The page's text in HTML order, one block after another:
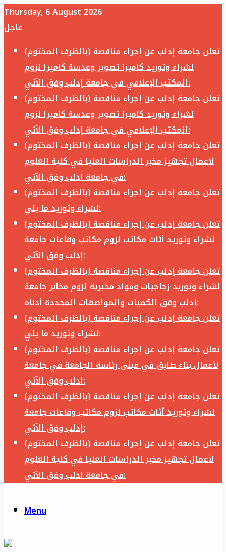
Thursday, 6 August 2026
عاجل
تعلن جامعة إدلب عن إجراء مناقصة (بالظرف المختوم)
لشراء وتوريد كاميرا تصوير وعدسة كاميرا لزوم
المكتب الإعلامي في جامعة إدلب وفق الآتي:
تعلن جامعة إدلب عن إجراء مناقصة (بالظرف المختوم)
لشراء وتوريد كاميرا تصوير وعدسة كاميرا لزوم
المكتب الإعلامي في جامعة إدلب وفق الآتي:
تعلن جامعة إدلب عن إجراء مناقصة (بالظرف المختوم)
لأعمال تجهيز مخبر الدراسات العليا في كلية العلوم
في جامعة ادلب وفق الآتي:
تعلن جامعة إدلب عن إجراء مناقصة (بالظرف المختوم)
لشراء وتوريد ما يلي:
تعلن جامعة إدلب عن إجراء مناقصة (بالظرف المختوم)
لشراء وتوريد أثاث مكاتب لزوم مكاتب وقاعات جامعة
إدلب وفق الآتي:
تعلن جامعة إدلب عن إجراء مناقصة (بالظرف المختوم)
لشراء وتوريد زجاجيات ومواد مخبرية لزوم مخابر جامعة
إدلب وفق الكميات والمواصفات المحددة أدناه:
تعلن جامعة إدلب عن إجراء مناقصة (بالظرف المختوم)
لشراء وتوريد ما يلي:
تعلن جامعة إدلب عن إجراء مناقصة (بالظرف المختوم)
لأعمال بناء طابق في مبنى رئاسة الجامعة في جامعة
ادلب وفق الآتي:
تعلن جامعة إدلب عن إجراء مناقصة (بالظرف المختوم)
لشراء وتوريد أثاث مكاتب لزوم مكاتب وقاعات جامعة
إدلب وفق الآتي:
تعلن جامعة إدلب عن إجراء مناقصة (بالظرف المختوم)
لأعمال تجهيز مخبر الدراسات العليا في كلية العلوم
في جامعة ادلب وفق الآتي:
Menu